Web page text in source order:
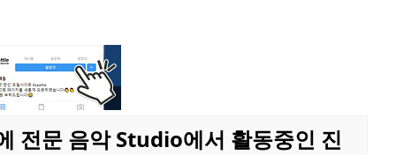
문 음악 Studio에서 활동중인 진